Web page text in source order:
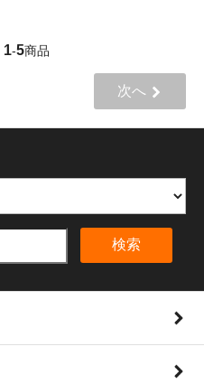
1-5商品
次へ
検索